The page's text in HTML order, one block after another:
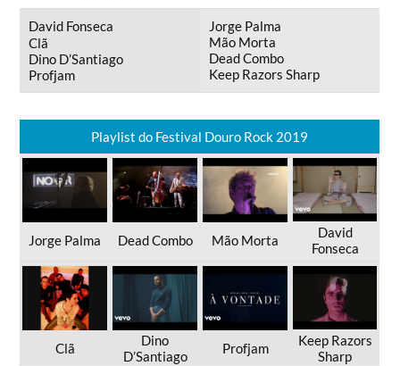
David Fonseca
Clã
Dino D’Santiago
Profjam
Jorge Palma
Mão Morta
Dead Combo
Keep Razors Sharp
Playlist do Festival Douro Rock 2019
Jorge Palma Dead Combo Mão Morta
David
Fonseca
Clã
Dino
D’Santiago
Profjam
Keep Razors
Sharp